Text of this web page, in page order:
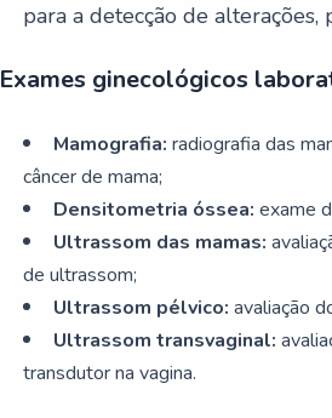
para a detecção de
Exames ginecológicos
Mamografia: radiografia das
câncer de mama;
Densitometria óssea: exame
Ultrassom das mamas:
de ultrassom;
Ultrassom pélvico: avaliação
Ultrassom transvaginal:
transdutor na vagina.